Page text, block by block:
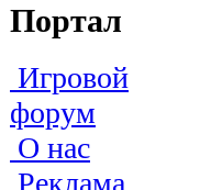
Портал
Игровой
форум
О нас
Реклама